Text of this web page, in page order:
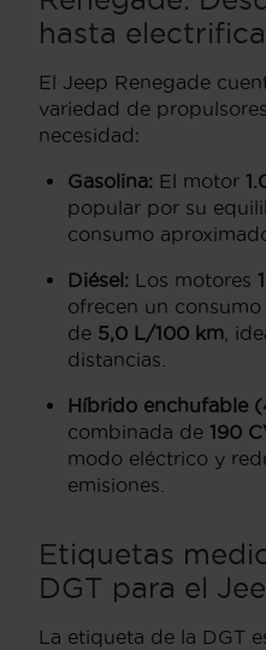
hasta
El Jeep Renegade
variedad de
necesidad:
Gasolina: El motor
popular por su
consumo
Diésel: Los motores
ofrecen un
de 5,0 L/100 km ,
distancias.
Híbrido enchufable
combinada de 190
modo eléctrico y
emisiones.
Etiquetas
DGT para el
La etiqueta de la DGT